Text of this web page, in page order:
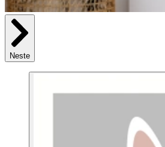
Neste